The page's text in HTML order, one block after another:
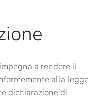
a rendere il
alla legge
dichiarazione di